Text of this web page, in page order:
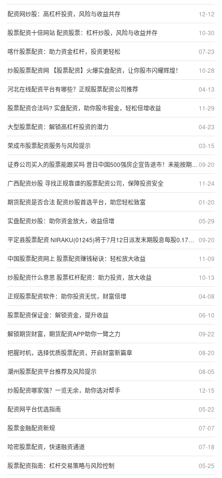
12-12
配资网炒股：高杠杆投资，风险与收益共存
10-30
股票配资十倍网站 配资股票：杠杆炒股，风险与收益并存
07-23
喀什股票配资：助力资金杠杆，投资更轻松
10-28
炒股股票配资网 【股票配资】火爆实盘配资，让你股市闪耀辉煌！
04-13
河北在线配资平台有哪些？正规股票配资公司推荐
11-29
股票配资合法吗? 实盘配资，助你股市掘金，轻松倍增收益
04-23
大型股票配资：解锁高杠杆投资的潜力
03-15
荣成市股票配资服务与风险提示
09-20
证券公司买入的股票能跟买吗 昔日中国500强房企宣告退市！未能按期支付债务累计逾百亿元
11-24
广西配资炒股 寻找正规靠谱的股票配资公司，保障投资安全
01-20
期货配资是否合法 配资炒股首选平台，助您轻松致富
05-29
实盘配资炒股：助你资金放大，收益倍增
09-20
平定县股票配资 NIRAKU(01245)将于7月12日派发末期股息每股0.17日元
11-09
中国股票配资网上 股票配资赚钱秘诀：轻松放大收益
10-13
炒股配资什么意思 股票杠杆配资：助力投资，放大收益
04-08
正规股票配资软件：助你投资无忧，财富倍增
06-10
股票配资保证金：解锁资金，提升收益
09-22
解锁期货财富，期货配资APP助你一臂之力
08-20
把握时机，选择优质股票配资，开启财富新篇章
08-05
潮州股票配资平台推荐及风险提示
12-15
炒股配资哪家强？一览无余，助你选对帮手
05-22
配资网平台优选指南
07-07
股票金融配资新规
07-18
哈密股票配资，快速融资通道
05-25
股票配资指南：杠杆交易策略与风险控制